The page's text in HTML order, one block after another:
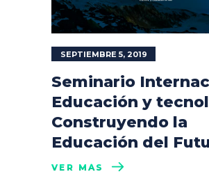
SEPTIEMBRE 5, 2019
Seminario
Educación y
Construyendo la
Educación del
VER MÁS